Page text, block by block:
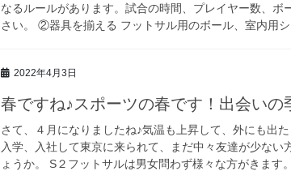
なるルールがあります。試合の時間、プレイヤー数、ボ
さい。 ②器具を揃える フットサル用のボール、室内用
2022年4月3日
春ですね♪スポーツの春です！出会いの
さて、４月になりましたね♪気温も上昇して、外にも出
入学、入社して東京に来られて、まだ中々友達が少ない
ょうか。 S２フットサルは男女問わず様々な方がきます